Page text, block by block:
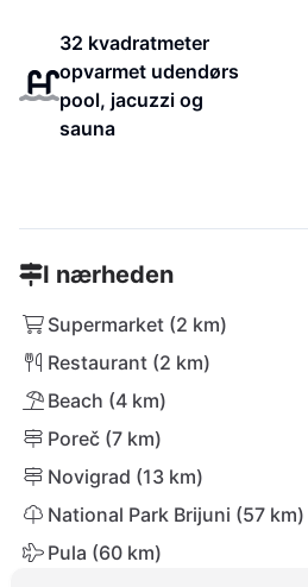
32 kvadratmeter
opvarmet udendørs
pool, jacuzzi og
sauna
I nærheden
Supermarket (2 km)
Restaurant (2 km)
Beach (4 km)
Poreč (7 km)
Novigrad (13 km)
National Park Brijuni (57 km)
Pula (60 km)